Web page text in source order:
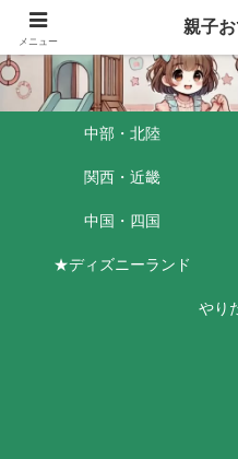
中部・北陸
関西・近畿
中国・四国
★ディズニーランド
やり
メニュー
親子